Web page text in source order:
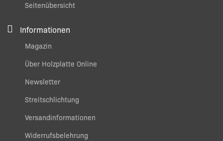
Seitenübersicht
Informationen
Magazin
Über Holzplatte Online
Newsletter
Streitschlichtung
Versandinformationen
Widerrufsbelehrung